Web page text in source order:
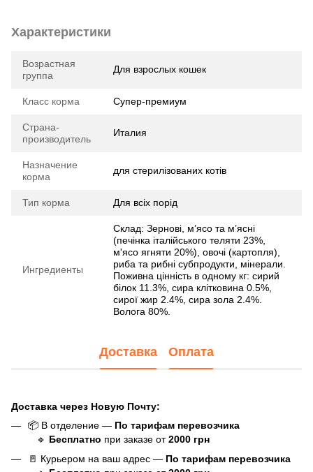
Характеристики
Возрастная
группа
Для взрослых кошек
Класс корма Супер-премиум
Страна-
производитель
Италия
Назначение
корма
для стерилізованих котів
Тип корма Для всіх порід
Ингредиенты
Склад: Зернові, м’ясо та м’ясні
(печінка італійського теляти 23%,
м'ясо ягняти 20%), овочі (картопля),
риба та рибні субпродукти, мінерали.
Поживна цінність в одному кг: сирий
білок 11.3%, сира клітковина 0.5%,
сирої жир 2.4%, сира зола 2.4%.
Волога 80%.
Доставка Оплата
Доставка через Новую Почту:
📦 В отделение — По тарифам перевозчика
🔹 Бесплатно при заказе от2000 грн
🚪 Курьером на ваш адрес — По тарифам перевозчика